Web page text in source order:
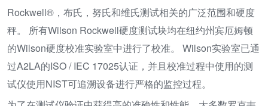
Rockwell®，布氏，努氏和维氏测试相关的广泛范围和硬度
秤。 所有Wilson Rockwell硬度测试块均在纽约州宾厄姆顿
的Wilson硬度校准实验室中进行了校准。 Wilson实验室已通
过A2LA的ISO / IEC 17025认证，并且校准过程中使用的测
试仪使用NIST可追溯设备进行严格的监控过程。